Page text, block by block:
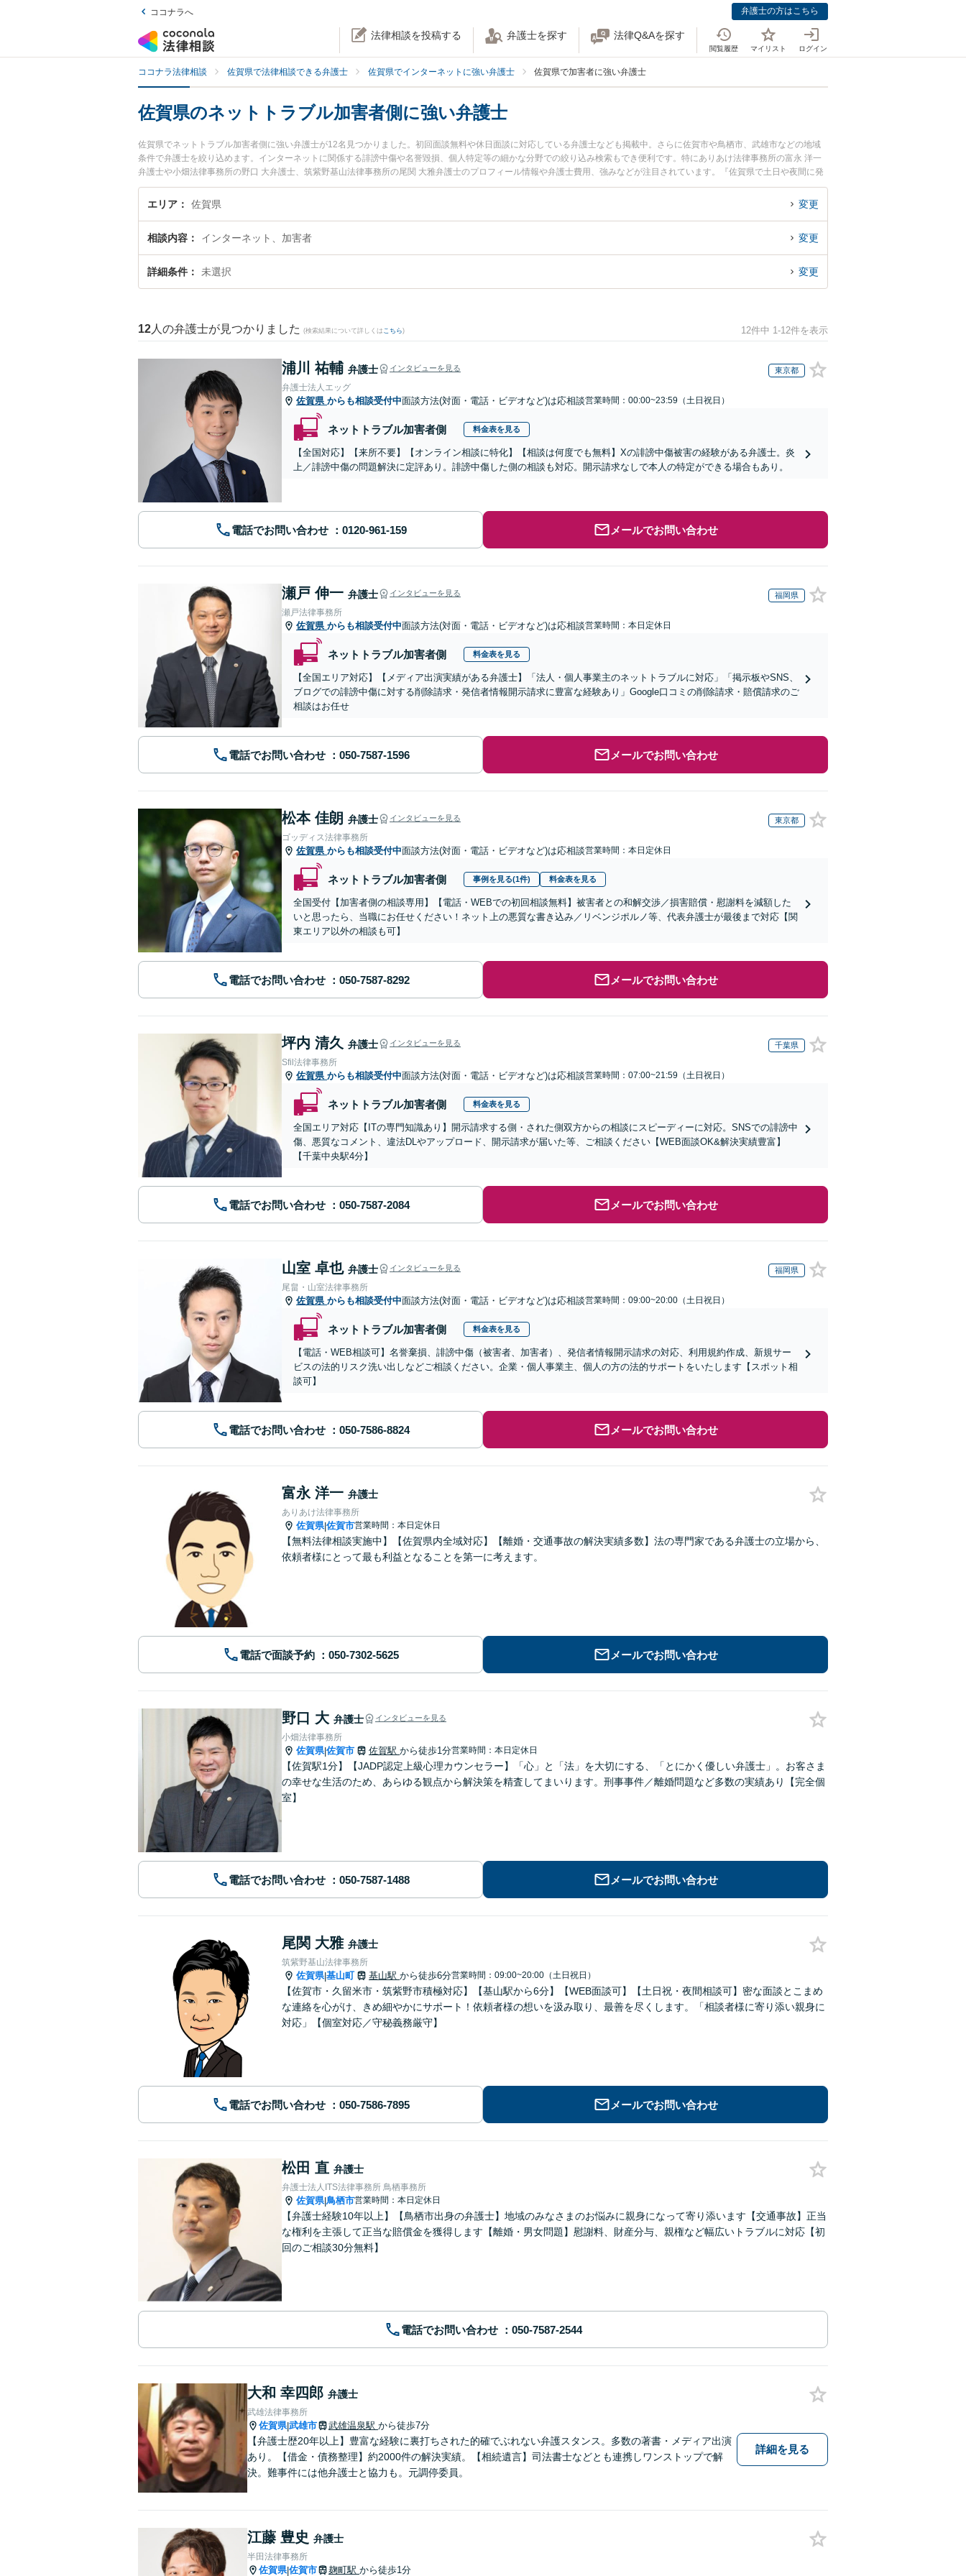
ココナラへ 弁護士の方はこちら
法律相談を投稿する 弁護士を探す 法律Q&Aを探す
閲覧履歴 マイリスト ログイン
ココナラ法律相談 佐賀県で法律相談できる弁護士 佐賀県でインターネットに強い弁護士 佐賀県で加害者に強い弁護士
佐賀県のネットトラブル加害者側に強い弁護士
佐賀県でネットトラブル加害者側に強い弁護士が12名見つかりました。初回面談無料や休日面談に対応している弁護士なども掲載中。さらに佐賀市や鳥栖市、武雄市などの地域
条件で弁護士を絞り込めます。インターネットに関係する誹謗中傷や名誉毀損、個人特定等の細かな分野での絞り込み検索もでき便利です。特にありあけ法律事務所の富永 洋一
弁護士や小畑法律事務所の野口 大弁護士、筑紫野基山法律事務所の尾関 大雅弁護士のプロフィール情報や弁護士費用、強みなどが注目されています。『佐賀県で土日や夜間に発
生したネットトラブル加害者側のトラブルを今すぐに弁護士に相談したい』『ネットトラブル加害者側のトラブル解決の実績豊富な近くの弁護士を検索したい』『初回相談無料で
ネットトラブル加害者側を法律相談できる佐賀県内の弁護士に相談予約したい』などでお困りの相談者さんにおすすめです。
エリア 佐賀県 変更
相談内容 インターネット、加害者 変更
詳細条件 未選択 変更
12 人の弁護士が見つかりました (検索結果について詳しくは こちら) 12件中 1-12件を表示
浦川 祐輔 弁護士 インタビューを見る 東京都
弁護士法人エッグ
佐賀県 からも相談受付中面談方法(対面・電話・ビデオなど)は応相談営業時間：00:00~23:59（土日祝日）
ネットトラブル加害者側 料金表を見る
【全国対応】【来所不要】【オンライン相談に特化】【相談は何度でも無料】Xの誹謗中傷被害の経験がある弁護士。炎
上／誹謗中傷の問題解決に定評あり。誹謗中傷した側の相談も対応。開示請求なしで本人の特定ができる場合もあり。
電話でお問い合わせ メールでお問い合わせ
瀬戸 伸一 弁護士 インタビューを見る 福岡県
瀬戸法律事務所
佐賀県 からも相談受付中面談方法(対面・電話・ビデオなど)は応相談営業時間：本日定休日
ネットトラブル加害者側 料金表を見る
【全国エリア対応】【メディア出演実績がある弁護士】「法人・個人事業主のネットトラブルに対応」「掲示板やSNS、
ブログでの誹謗中傷に対する削除請求・発信者情報開示請求に豊富な経験あり」Google口コミの削除請求・賠償請求のご
相談はお任せ
電話でお問い合わせ メールでお問い合わせ
松本 佳朗 弁護士 インタビューを見る 東京都
ゴッディス法律事務所
佐賀県 からも相談受付中面談方法(対面・電話・ビデオなど)は応相談営業時間：本日定休日
ネットトラブル加害者側 事例を見る(1件) 料金表を見る
全国受付【加害者側の相談専用】【電話・WEBでの初回相談無料】被害者との和解交渉／損害賠償・慰謝料を減額した
いと思ったら、当職にお任せください！ネット上の悪質な書き込み／リベンジポルノ等、代表弁護士が最後まで対応【関
東エリア以外の相談も可】
電話でお問い合わせ メールでお問い合わせ
坪内 清久 弁護士 インタビューを見る 千葉県
Sfil法律事務所
佐賀県 からも相談受付中面談方法(対面・電話・ビデオなど)は応相談営業時間：07:00~21:59（土日祝日）
ネットトラブル加害者側 料金表を見る
全国エリア対応【ITの専門知識あり】開示請求する側・された側双方からの相談にスピーディーに対応。SNSでの誹謗中
傷、悪質なコメント、違法DLやアップロード、開示請求が届いた等、ご相談ください【WEB面談OK&解決実績豊富】
【千葉中央駅4分】
電話でお問い合わせ メールでお問い合わせ
山室 卓也 弁護士 インタビューを見る 福岡県
尾畠・山室法律事務所
佐賀県 からも相談受付中面談方法(対面・電話・ビデオなど)は応相談営業時間：09:00~20:00（土日祝日）
ネットトラブル加害者側 料金表を見る
【電話・WEB相談可】名誉棄損、誹謗中傷（被害者、加害者）、発信者情報開示請求の対応、利用規約作成、新規サー
ビスの法的リスク洗い出しなどご相談ください。企業・個人事業主、個人の方の法的サポートをいたします【スポット相
談可】
電話でお問い合わせ メールでお問い合わせ
富永 洋一 弁護士
ありあけ法律事務所
佐賀県|佐賀市営業時間：本日定休日
【無料法律相談実施中】【佐賀県内全域対応】【離婚・交通事故の解決実績多数】法の専門家である弁護士の立場から、
依頼者様にとって最も利益となることを第一に考えます。
電話で面談予約 メールでお問い合わせ
野口 大 弁護士 インタビューを見る
小畑法律事務所
佐賀県|佐賀市 佐賀駅 から徒歩1分営業時間：本日定休日
【佐賀駅1分】【JADP認定上級心理カウンセラー】「心」と「法」を大切にする、「とにかく優しい弁護士」。お客さま
の幸せな生活のため、あらゆる観点から解決策を精査してまいります。刑事事件／離婚問題など多数の実績あり【完全個
室】
電話でお問い合わせ メールでお問い合わせ
尾関 大雅 弁護士
筑紫野基山法律事務所
佐賀県|基山町 基山駅 から徒歩6分営業時間：09:00~20:00（土日祝日）
【佐賀市・久留米市・筑紫野市積極対応】【基山駅から6分】【WEB面談可】【土日祝・夜間相談可】密な面談とこまめ
な連絡を心がけ、きめ細やかにサポート！依頼者様の想いを汲み取り、最善を尽くします。「相談者様に寄り添い親身に
対応」【個室対応／守秘義務厳守】
電話でお問い合わせ メールでお問い合わせ
松田 直 弁護士
弁護士法人ITS法律事務所 鳥栖事務所
佐賀県|鳥栖市営業時間：本日定休日
【弁護士経験10年以上】【鳥栖市出身の弁護士】地域のみなさまのお悩みに親身になって寄り添います【交通事故】正当
な権利を主張して正当な賠償金を獲得します【離婚・男女問題】慰謝料、財産分与、親権など幅広いトラブルに対応【初
回のご相談30分無料】
電話でお問い合わせ
大和 幸四郎 弁護士
武雄法律事務所
佐賀県|武雄市 武雄温泉駅 から徒歩7分
【弁護士歴20年以上】豊富な経験に裏打ちされた的確でぶれない弁護スタンス。多数の著書・メディア出演
あり。【借金・債務整理】約2000件の解決実績。【相続遺言】司法書士などとも連携しワンストップで解
決。難事件には他弁護士と協力も。元調停委員。
詳細を見る
江藤 豊史 弁護士
半田法律事務所
佐賀県|佐賀市 麹町駅 から徒歩1分